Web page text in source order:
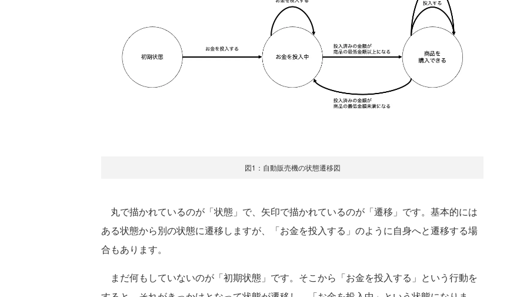
図1：自動販売機の状態遷移図
丸で描かれているのが「状態」で、矢印で描かれているのが「遷移」です。基本的には
ある状態から別の状態に遷移しますが、「お金を投入する」のように自身へと遷移する場
合もあります。
まだ何もしていないのが「初期状態」です。そこから「お金を投入する」という行動を